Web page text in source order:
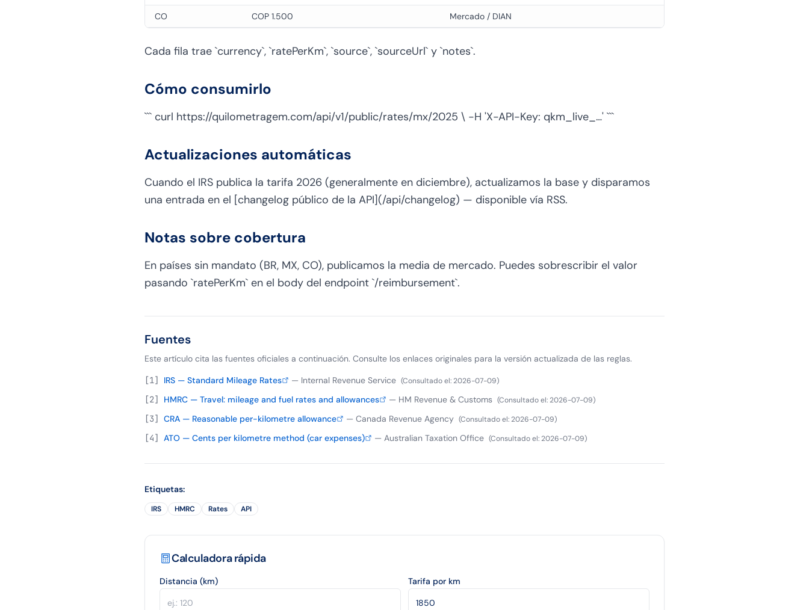
CO COP 1.500 Mercado / DIAN
Cada fila trae `currency`, `ratePerKm`, `source`, `sourceUrl` y `notes`.
Cómo consumirlo
``` curl https://quilometragem.com/api/v1/public/rates/mx/2025 \ -H 'X-API-Key: qkm_live_…' ```
Actualizaciones automáticas
Cuando el IRS publica la tarifa 2026 (generalmente en diciembre), actualizamos la base y disparamos
una entrada en el [changelog público de la API](/api/changelog) — disponible vía RSS.
Notas sobre cobertura
En países sin mandato (BR, MX, CO), publicamos la media de mercado. Puedes sobrescribir el valor
pasando `ratePerKm` en el body del endpoint `/reimbursement`.
Fuentes
Este artículo cita las fuentes oficiales a continuación. Consulte los enlaces originales para la versión actualizada de las reglas.
[1 ] IRS — Standard Mileage Rates — Internal Revenue Service (Consultado el:2026-07-09)
[2] HMRC — Travel: mileage and fuel rates and allowances — HM Revenue & Customs (Consultado el:2026-07-09)
[3] CRA — Reasonable per-kilometre allowance — Canada Revenue Agency (Consultado el:2026-07-09)
[4] ATO — Cents per kilometre method (car expenses) — Australian Taxation Office (Consultado el:2026-07-09)
Etiquetas:
IRS HMRC Rates API
Calculadora rápida
Distancia (km) Tarifa por km